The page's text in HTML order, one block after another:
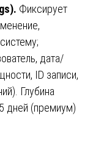
Фиксирует
дата/
ID записи,
Глубина
дней (премиум)